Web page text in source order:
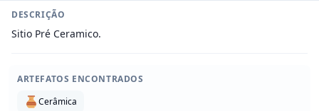
DESCRIÇÃO
Sitio Pré Ceramico.
ARTEFATOS ENCONTRADOS
Cerâmica